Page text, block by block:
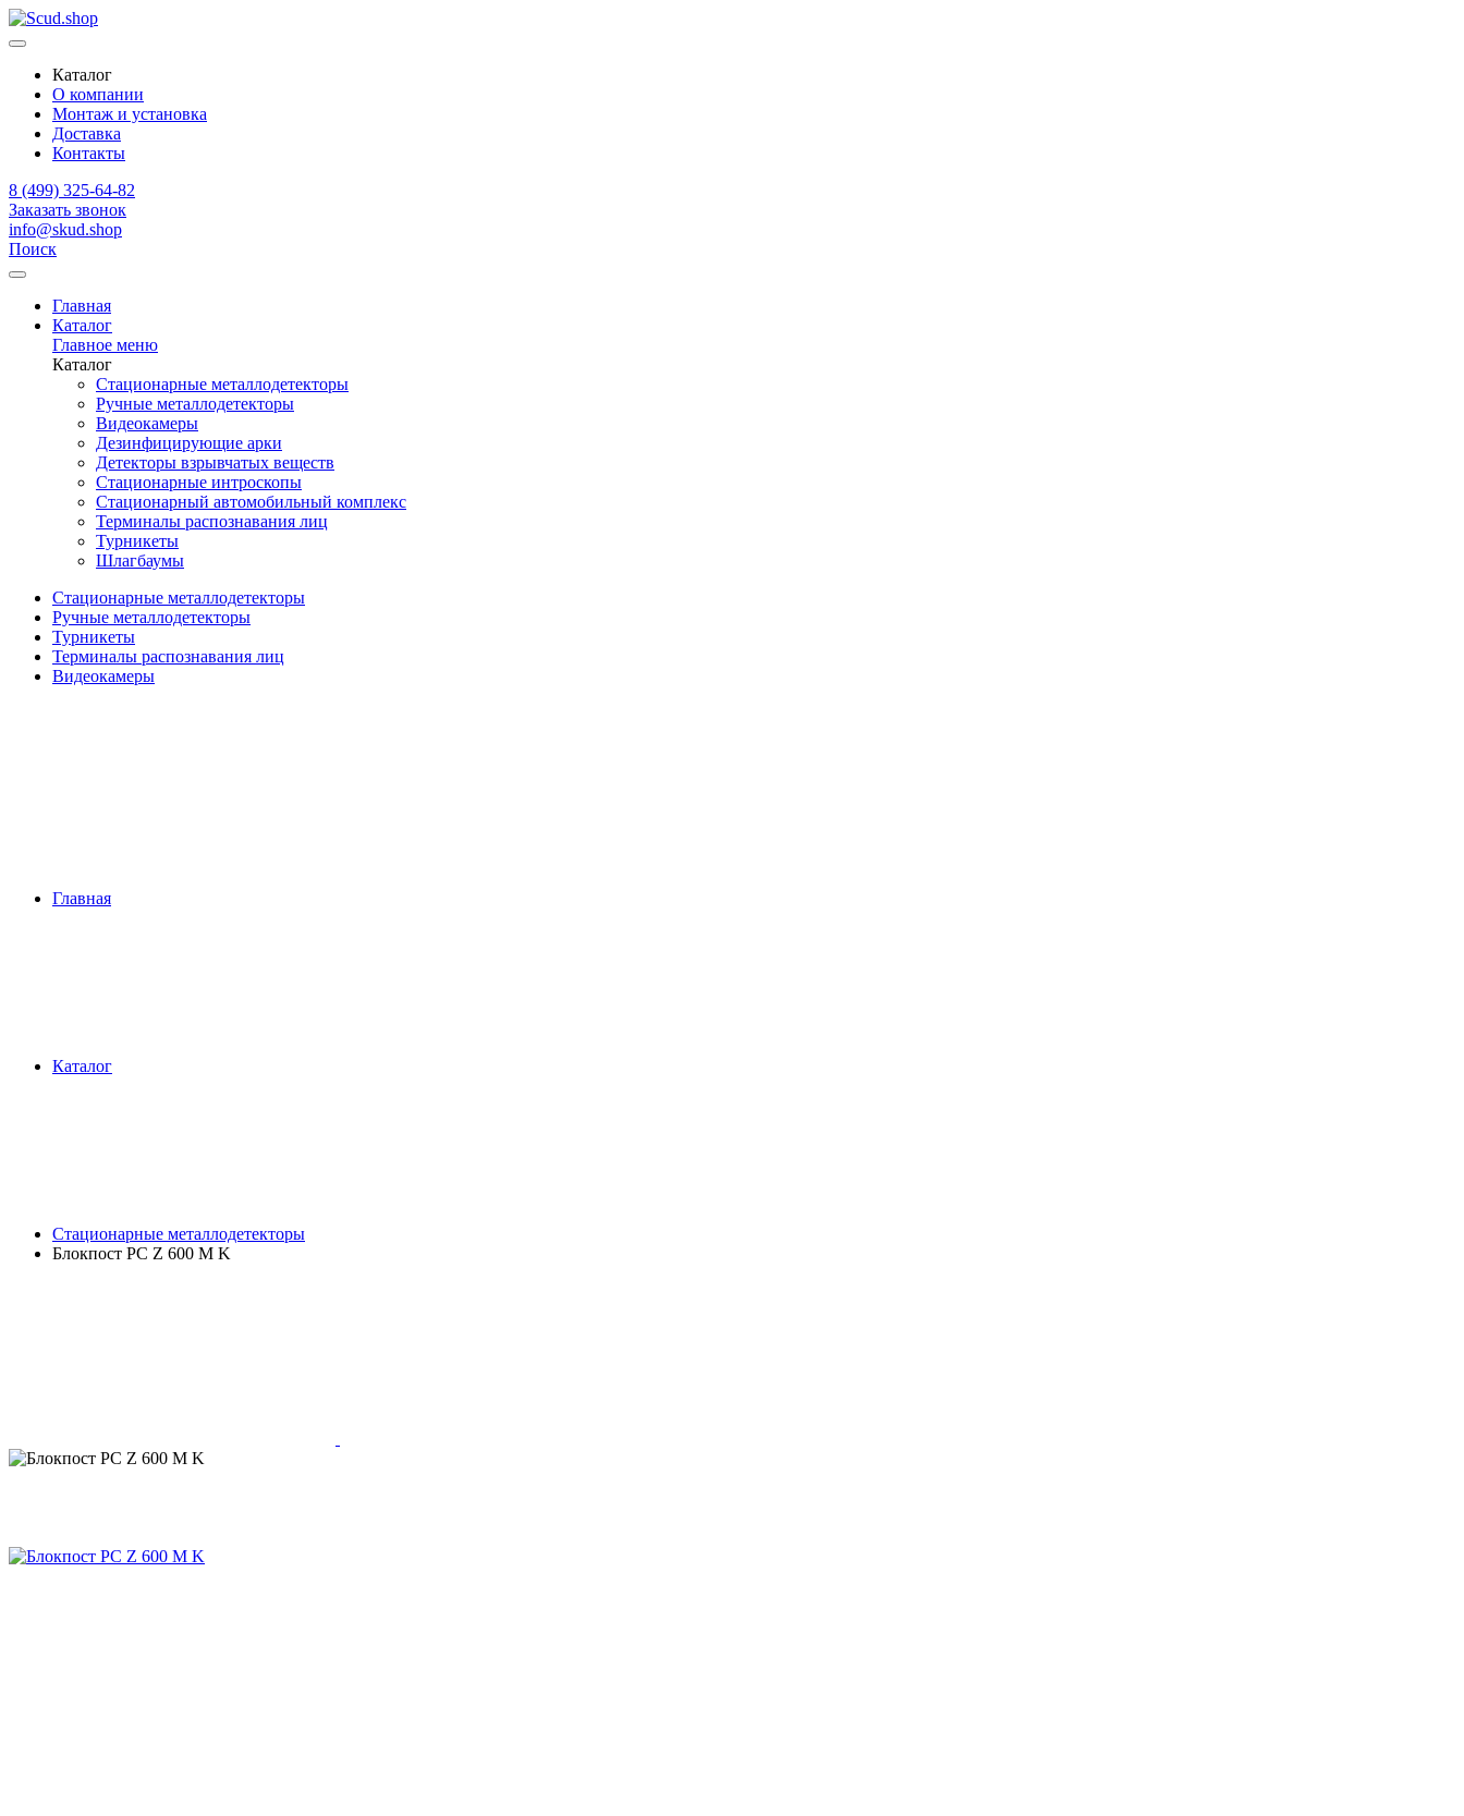
Каталог
О компании
Монтаж и установка
Доставка
Контакты
8 (499) 325-64-82
Заказать звонок
info@skud.shop
Поиск
Главная
Каталог
Главное меню
Каталог
Стационарные металлодетекторы
Ручные металлодетекторы
Видеокамеры
Дезинфицирующие арки
Детекторы взрывчатых веществ
Стационарные интроскопы
Стационарный автомобильный комплекс
Терминалы распознавания лиц
Турникеты
Шлагбаумы
Стационарные металлодетекторы
Ручные металлодетекторы
Турникеты
Терминалы распознавания лиц
Видеокамеры
Главная
Каталог
Стационарные металлодетекторы
Блокпост PC Z 600 M K